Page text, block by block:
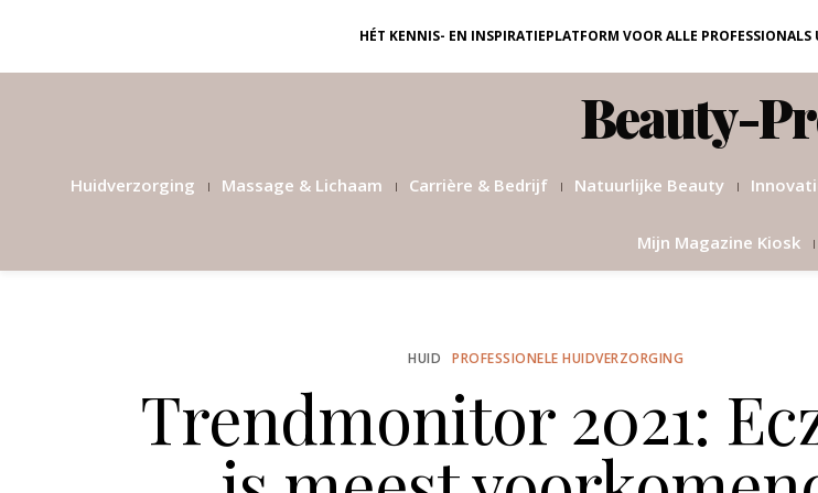
HÉT KENNIS- EN INSPIRATIEPLATFORM VOOR ALLE
Beauty-
Huidverzorging Massage & Lichaam Carrière & Bedrijf Natuurlijke Beauty
Mijn Magazine Kiosk
HUID PROFESSIONELE HUIDVERZORGING
Trendmonitor 2021: